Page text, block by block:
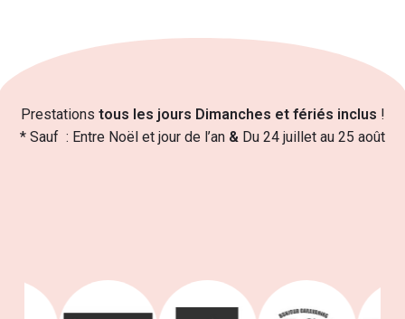
Prestations tous les jours Dimanches et fériés inclus !
* Sauf : Entre Noël et jour de l’an & Du 24 juillet au 25 août